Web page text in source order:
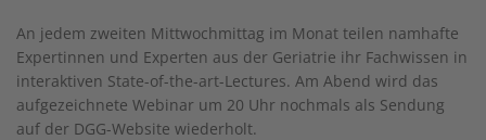
An jedem zweiten Mittwochmittag im Monat teilen namhafte
Expertinnen und Experten aus der Geriatrie ihr Fachwissen in
interaktiven State-of-the-art-Lectures. Am Abend wird das
aufgezeichnete Webinar um 20 Uhr nochmals als Sendung
auf der DGG-Website wiederholt.